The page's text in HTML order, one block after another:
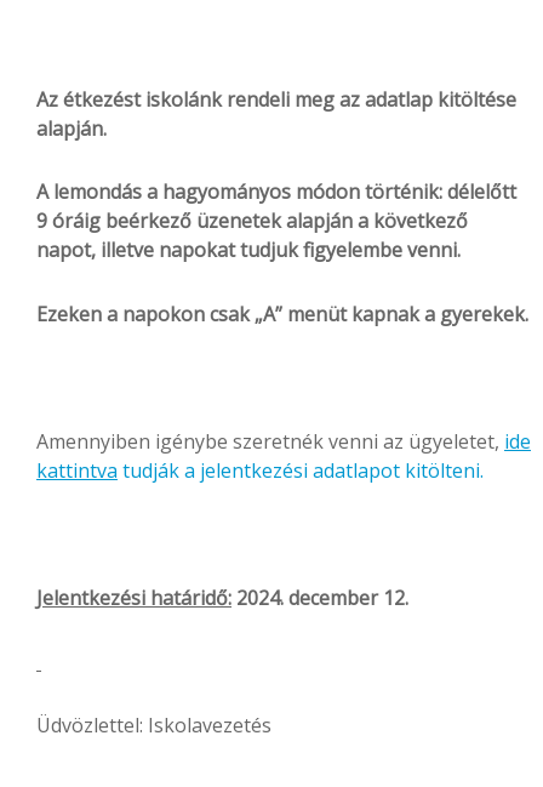
Az étkezést iskolánk rendeli meg az adatlap kitöltése
alapján.
A lemondás a hagyományos módon történik: délelőtt
9 óráig beérkező üzenetek alapján a következő
napot, illetve napokat tudjuk figyelembe venni.
Ezeken a napokon csak „A” menüt kapnak a gyerekek.
Amennyiben igénybe szeretnék venni az ügyeletet, ide
kattintva tudják a jelentkezési adatlapot kitölteni.
Jelentkezési határidő: 2024. december 12.
Üdvözlettel: Iskolavezetés